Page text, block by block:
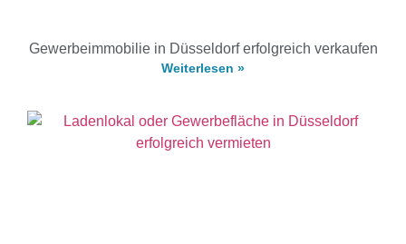
Gewerbeimmobilie in Düsseldorf erfolgreich verkaufen
Weiterlesen »